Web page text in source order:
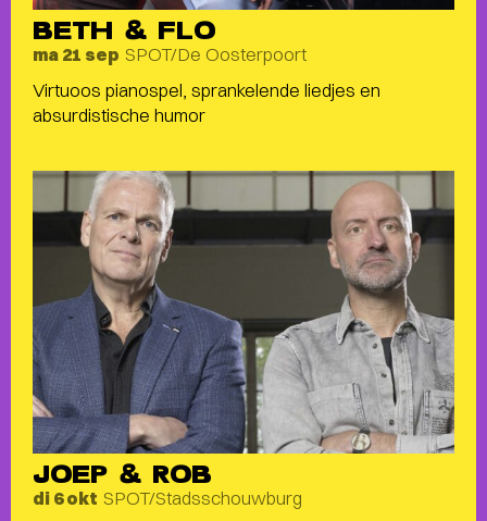
BETH & FLO
ma 21 sep SPOT/De Oosterpoort
Virtuoos pianospel, sprankelende liedjes en
absurdistische humor
JOEP & ROB
di 6 okt SPOT/Stadsschouwburg